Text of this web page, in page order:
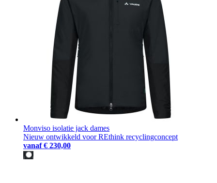
Monviso isolatie jack dames
Nieuw ontwikkeld voor REthink recyclingconcept
vanaf € 230,00